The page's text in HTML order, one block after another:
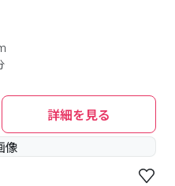
詳細を見る